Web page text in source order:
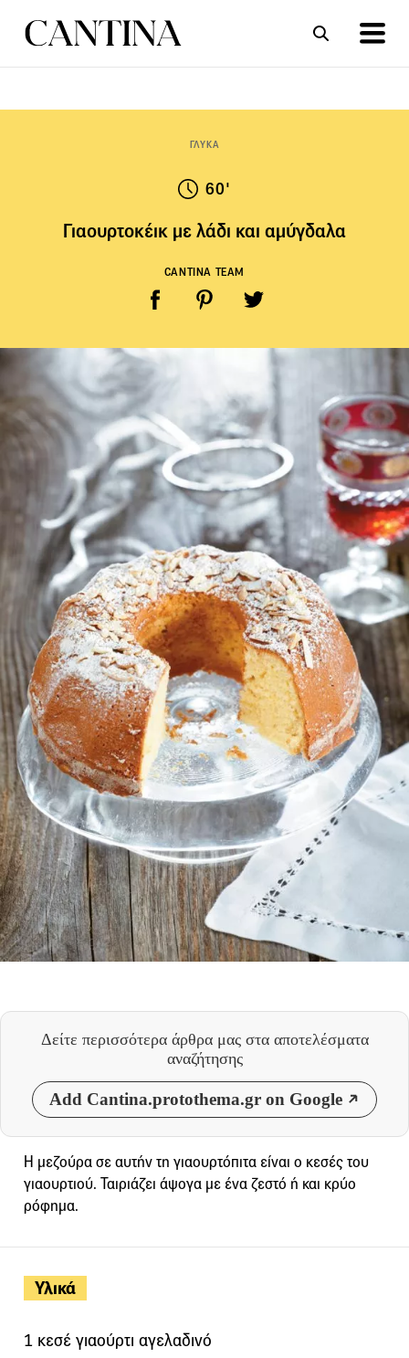
ΓΛΥΚΑ
60'
Γιαουρτοκέικ με λάδι και αμύγδαλα
CANTINA TEAM
Δείτε περισσότερα άρθρα μας στα αποτελέσματα
αναζήτησης
Add Cantina.protothema.gr on Google
Υλικά
1 κεσέ γιαούρτι αγελαδινό
Η μεζούρα σε αυτήν τη γιαουρτόπιτα είναι ο κεσές του
γιαουρτιού. Ταιριάζει άψογα με ένα ζεστό ή και κρύο
ρόφημα.